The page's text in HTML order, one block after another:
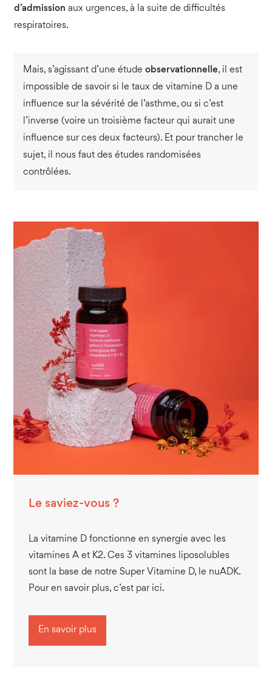
d’admission aux urgences, à la suite de difficultés
respiratoires.
Mais, s’agissant d’une étude observationnelle, il est
impossible de savoir si le taux de vitamine D a une
influence sur la sévérité de l’asthme, ou si c’est
l’inverse (voire un troisième facteur qui aurait une
influence sur ces deux facteurs). Et pour trancher le
sujet, il nous faut des études randomisées
contrôlées.
Le saviez-vous ?
La vitamine D fonctionne en synergie avec les
vitamines A et K2. Ces 3 vitamines liposolubles
sont la base de notre Super Vitamine D, le nuADK.
Pour en savoir plus, c’est par ici.
En savoir plus